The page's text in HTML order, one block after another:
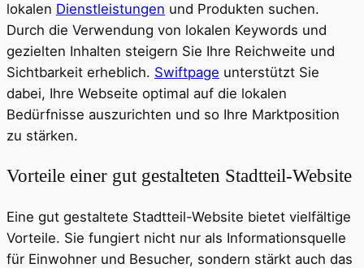
lokalen Dienstleistungen und Produkten suchen.
Durch die Verwendung von lokalen Keywords und
gezielten Inhalten steigern Sie Ihre Reichweite und
Sichtbarkeit erheblich. Swiftpage unterstützt Sie
dabei, Ihre Webseite optimal auf die lokalen
Bedürfnisse auszurichten und so Ihre Marktposition
zu stärken.
Vorteile einer gut gestalteten Stadtteil-Website
Eine gut gestaltete Stadtteil-Website bietet vielfältige
Vorteile. Sie fungiert nicht nur als Informationsquelle
für Einwohner und Besucher, sondern stärkt auch das